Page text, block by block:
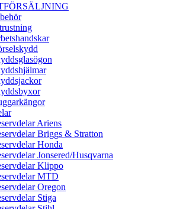
Ariens
Briggs & Stratton
Honda
Jonsered/Husqvarna
Klippo
MTD
Oregon
Stiga